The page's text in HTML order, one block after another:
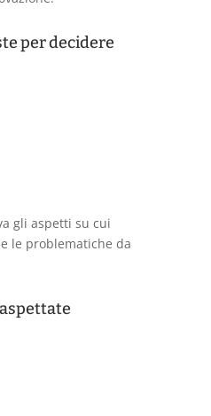
per decidere
gli aspetti su cui
le problematiche da